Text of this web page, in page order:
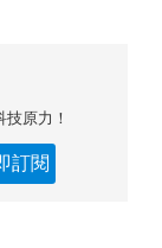
原力！
訂閱